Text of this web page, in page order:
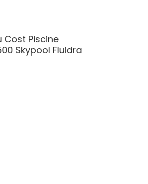
Cost Piscine
Skypool Fluidra